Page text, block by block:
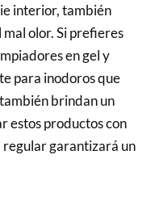
interior, también
olor. Si prefieres
en gel y
para inodoros que
brindan un
estos productos con
regular garantizará un